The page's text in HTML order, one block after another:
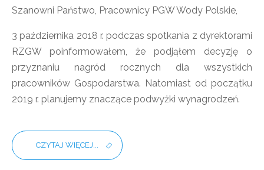
Szanowni Państwo, Pracownicy PGW Wody Polskie,
3 października 2018 r. podczas spotkania z dyrektorami
RZGW poinformowałem, że podjąłem decyzję o
przyznaniu nagród rocznych dla wszystkich
pracowników Gospodarstwa. Natomiast od początku
2019 r. planujemy znaczące podwyżki wynagrodzeń.
CZYTAJ WIĘCEJ...